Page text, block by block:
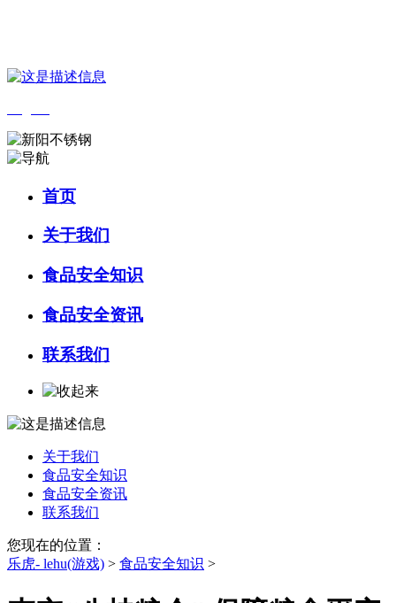
首页
关于我们
食品安全知识
食品安全资讯
联系我们
关于我们
食品安全知识
食品安全资讯
联系我们
您现在的位置：
乐虎- lehu(游戏) > 食品安全知识 >